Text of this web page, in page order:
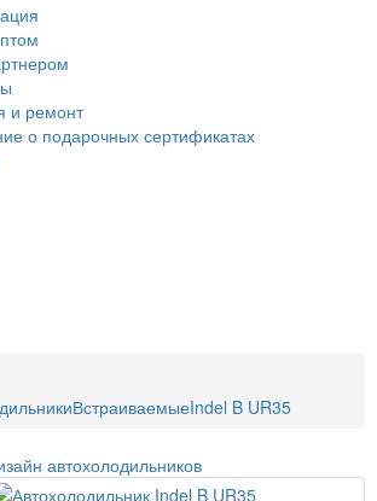
и ремонт
о подарочных сертификатах
ВстраиваемыеIndel B UR35